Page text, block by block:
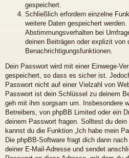
gespeichert.
Schließlich erfordern einzelne
weitere Daten gespeichert
Abstimmungsverhalten bei
deinen Beiträgen oder explizit von
Benachrichtigungsfunktionen.
Dein Passwort wird mit einer Einwege-
gespeichert, so dass es sicher ist.
Passwort nicht auf einer Vielzahl von
Passwort ist dein Schlüssel zu deinem
geh mit ihm sorgsam um. Insbesondere
Betreibers, von phpBB Limited oder ein
deinem Passwort fragen. Solltest du
kannst du die Funktion „Ich habe mein
Die phpBB-Software fragt dich dann
deiner E-Mail-Adresse und sendet